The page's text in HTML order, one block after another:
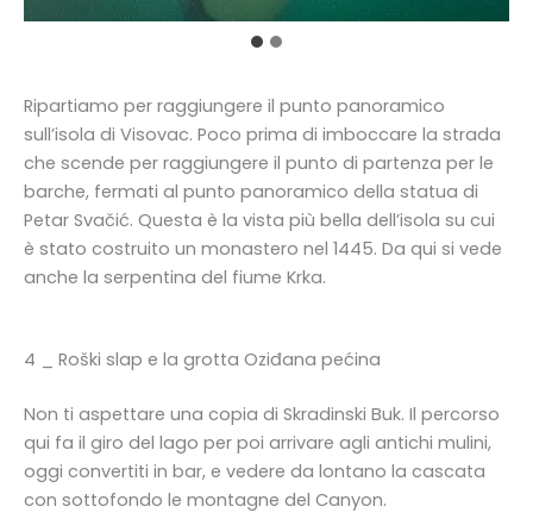
Ripartiamo per raggiungere il punto panoramico
sull’isola di Visovac. Poco prima di imboccare la strada
che scende per raggiungere il punto di partenza per le
barche, fermati al punto panoramico della statua di
Petar Svačić. Questa è la vista più bella dell’isola su cui
è stato costruito un monastero nel 1445. Da qui si vede
anche la serpentina del fiume Krka.
4 _ Roški slap e la grotta Oziđana pećina
Non ti aspettare una copia di Skradinski Buk. Il percorso
qui fa il giro del lago per poi arrivare agli antichi mulini,
oggi convertiti in bar, e vedere da lontano la cascata
con sottofondo le montagne del Canyon.